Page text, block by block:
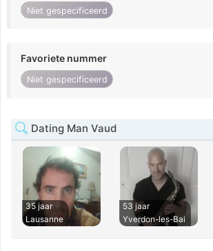
Niet gespecificeerd
Favoriete nummer
Niet gespecificeerd
Dating Man Vaud
35 jaar
Lausanne
53 jaar
Yverdon-les-Bai